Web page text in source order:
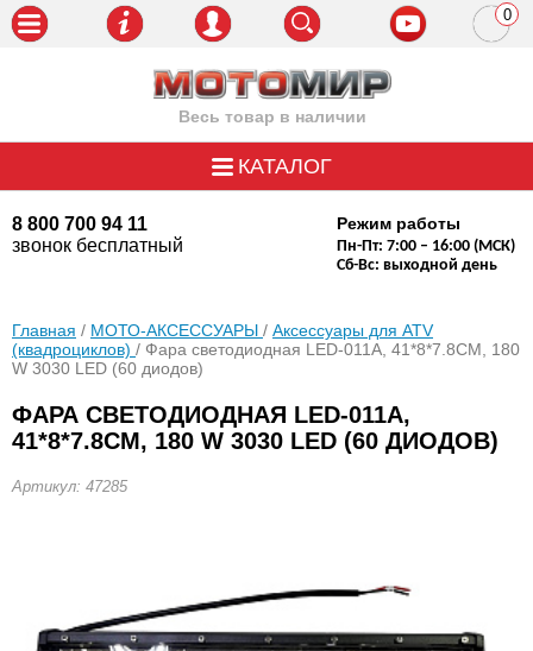
Весь товар в наличии
8 800 700 94 11
звонок бесплатный
Режим работы
Пн-Пт: 7:00 – 16:00 (МСК)
Сб-Вс: выходной день
0
КАТАЛОГ
Главная / МОТО-АКСЕССУАРЫ / Аксессуары для ATV
(квадроциклов) / Фара светодиодная LED-011A, 41*8*7.8CM, 180
W 3030 LED (60 диодов)
ФАРА СВЕТОДИОДНАЯ LED-011A,
41*8*7.8CM, 180 W 3030 LED (60 ДИОДОВ)
Артикул: 47285